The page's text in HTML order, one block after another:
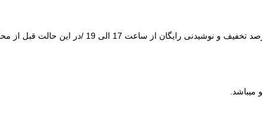
🟦 در روزهای خلوت در ساعات خاص تخفيف های ساعتی ارائه کنید